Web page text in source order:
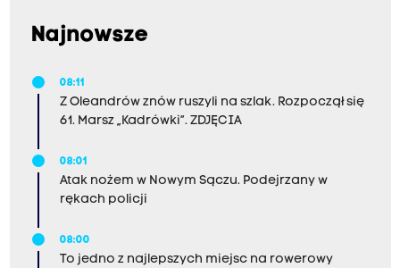
Najnowsze
08:11
Z Oleandrów znów ruszyli na szlak. Rozpoczął się
61. Marsz „Kadrówki”. ZDJĘCIA
08:01
Atak nożem w Nowym Sączu. Podejrzany w
rękach policji
08:00
To jedno z najlepszych miejsc na rowerowy